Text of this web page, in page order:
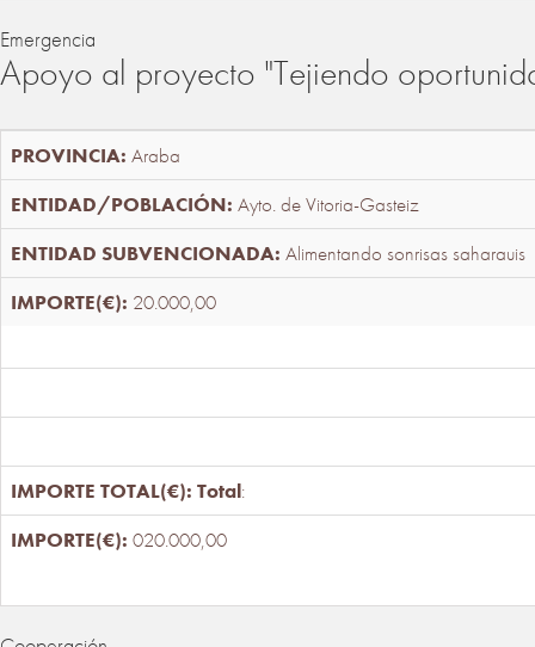
Emergencia
Apoyo al proyecto "Tejiendo
Araba
Ayto. de Vitoria-Gasteiz
Alimentando sonrisas saharauis
20.000,00
Total:
020.000,00